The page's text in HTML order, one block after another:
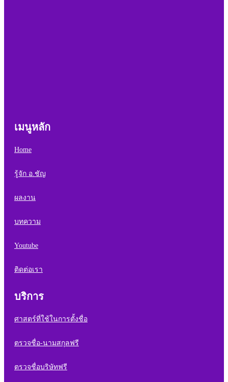
เมนูหลัก
Home
รู้จัก อ.ชัญ
ผลงาน
บทความ
Youtube
ติดต่อเรา
บริการ
ศาสตร์ที่ใช้ในการตั้งชื่อ
ตรวจชื่อ-นามสกุลฟรี
ตรวจชื่อบริษัทฟรี